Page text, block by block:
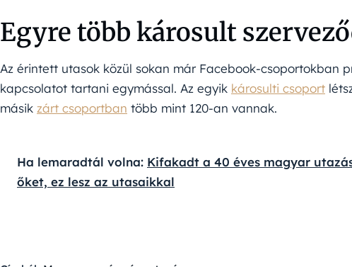
Egyre több károsult
Az érintett utasok közül sokan már Facebook-csoportokban
kapcsolatot tartani egymással. Az egyik károsulti csoport
másik zárt csoportban több mint 120-an vannak.
Ha lemaradtál volna: Kifakadt a 40 éves magyar
őket, ez lesz az utasaikkal